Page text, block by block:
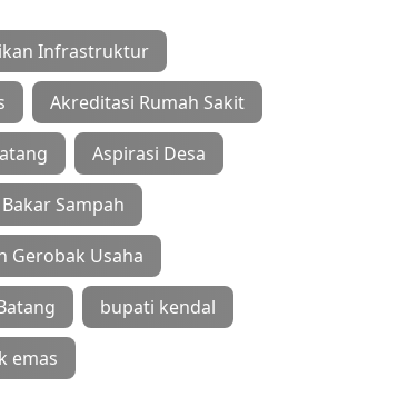
Infrastruktur
Akreditasi Rumah Sakit
Aspirasi Desa
Sampah
Gerobak Usaha
bupati kendal
emas